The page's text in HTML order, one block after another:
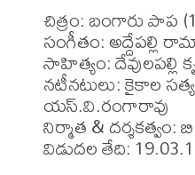
చిత్రం: బంగారు పాప
సంగీతం: అద్దేపల్లి
సాహిత్యం: దేవులపల్లి
నటీనటులు: కైకాల
యస్.వి.రంగారావు
నిర్మాత & దర్శకత్వం:
విడుదల తేది: